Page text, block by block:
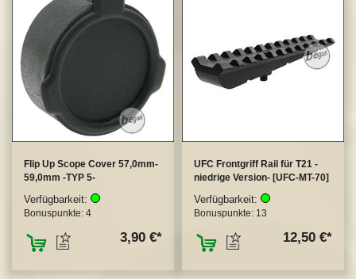
Flip Up Scope Cover 57,0mm-
59,0mm -TYP 5-
Verfügbarkeit:
Bonuspunkte: 4
ZUM MERKZETTEL HINZUFÜGEN
3,90 €
UFC Frontgriff Rail für T21 -
niedrige Version- [UFC-MT-70]
Verfügbarkeit:
Bonuspunkte: 13
ZUM 12,50 €